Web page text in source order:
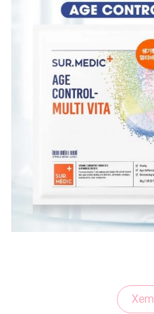
30g là dòng mặt nạ đến